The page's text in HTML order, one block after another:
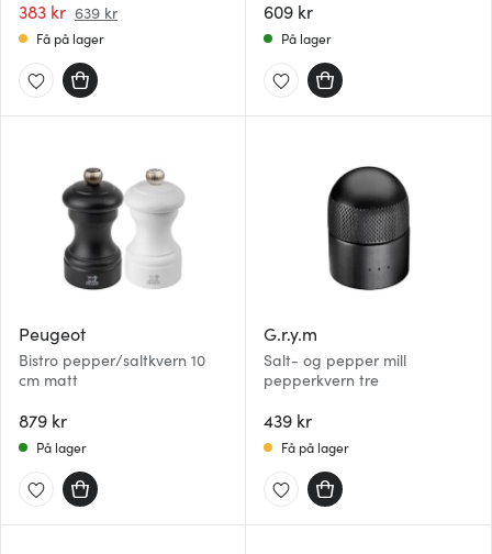
383 kr 639 kr
Få på lager
609 kr
På lager
Peugeot
Bistro pepper/saltkvern 10
cm matt
879 kr
På lager
G.r.y.m
Salt- og pepper mill
pepperkvern tre
439 kr
Få på lager